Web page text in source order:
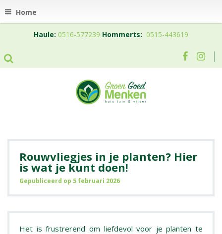
Home
Haule: 0516-577239 Hommerts: 0515-443619
Rouwvliegjes in je planten? Hier
is wat je kunt doen!
Gepubliceerd op 5 februari 2026
Het is frustrerend om liefdevol voor je planten te